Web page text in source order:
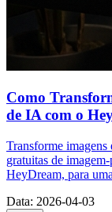
Como
de IA com o
Transforme imagens
gratuitas de
HeyDream, para
Data: 2026-04-03